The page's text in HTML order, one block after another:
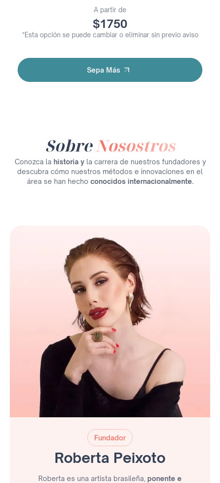
A partir de
$1750
*Esta opción se puede cambiar o eliminar sin previo aviso
Sepa Más
SobreNosostros
Conozca la historia yla carrera de nuestros fundadores y
descubra cómo nuestros métodos e innovaciones en el
área se han hecho conocidos internacionalmente.
Fundador
Roberta Peixoto
Roberta es una artista brasileña, ponente e